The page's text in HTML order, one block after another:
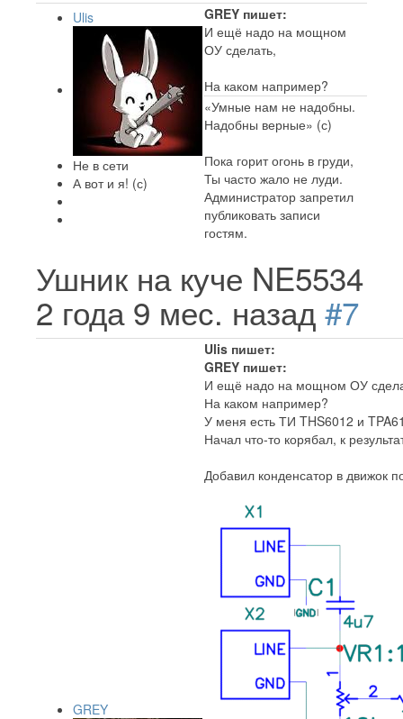
Ulis
Не в сети
А вот и я! (с)
GREY пишет:
И ещё надо на мощном
ОУ сделать,
На каком например?
«Умные нам не надобны.
Надобны верные» (с)
Пока горит огонь в груди,
Ты часто жало не луди.
Администратор запретил
публиковать записи
гостям.
Ушник на куче NE5534
2 года 9 мес. назад #7
GREY
Ulis пишет:
GREY пишет:
И ещё надо на мощном ОУ
На каком например?
У меня есть ТИ THS6012 и
Начал что-то корябал, к
Добавил конденсатор в движок